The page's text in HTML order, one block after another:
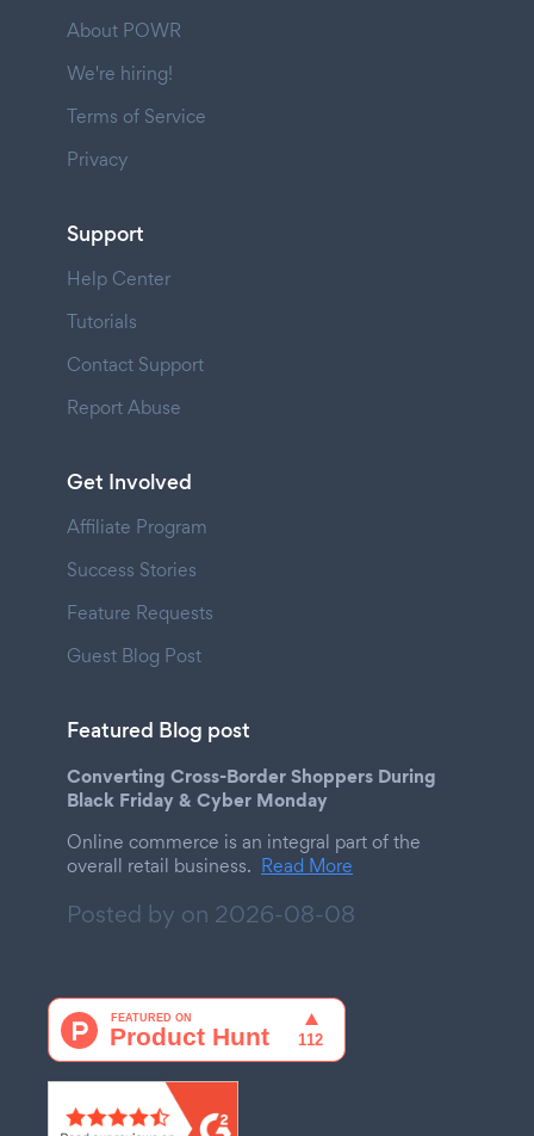
About POWR
We're hiring!
Terms of Service
Privacy
Support
Help Center
Tutorials
Contact Support
Report Abuse
Get Involved
Affiliate Program
Success Stories
Feature Requests
Guest Blog Post
Featured Blog post
Converting Cross-Border Shoppers During
Black Friday & Cyber Monday
Online commerce is an integral part of the
overall retail business. Read More
Posted by on 2026-08-08